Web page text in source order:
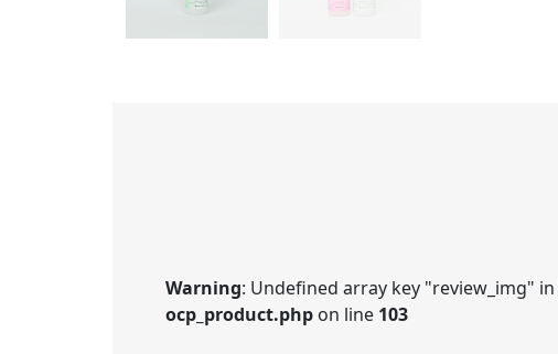
Warning: Undefined array key "review_img" in
ocp_product.php on line 103